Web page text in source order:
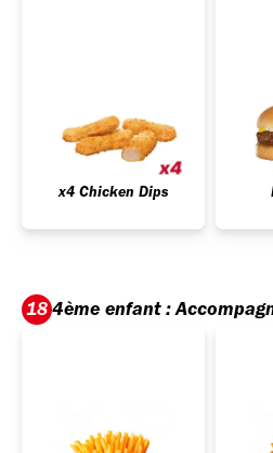
x4 Chicken Dips
18 4ème enfant :